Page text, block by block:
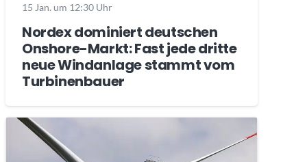
15 Jan. um 12:30 Uhr
Nordex dominiert deutschen
Onshore-Markt: Fast jede dritte
neue Windanlage stammt vom
Turbinenbauer